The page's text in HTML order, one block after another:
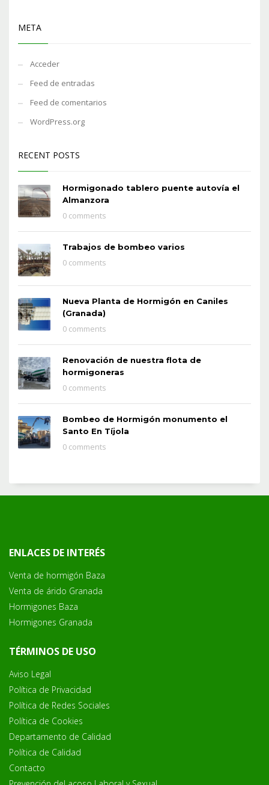
META
Acceder
Feed de entradas
Feed de comentarios
WordPress.org
RECENT POSTS
Hormigonado tablero puente autovía el
Almanzora
0 comments
Trabajos de bombeo varios
0 comments
Nueva Planta de Hormigón en Caniles
(Granada)
0 comments
Renovación de nuestra flota de
hormigoneras
0 comments
Bombeo de Hormigón monumento el
Santo En Tíjola
0 comments
ENLACES DE INTERÉS
Venta de hormigón Baza
Venta de árido Granada
Hormigones Baza
Hormigones Granada
TÉRMINOS DE USO
Aviso Legal
Política de Privacidad
Política de Redes Sociales
Política de Cookies
Departamento de Calidad
Política de Calidad
Contacto